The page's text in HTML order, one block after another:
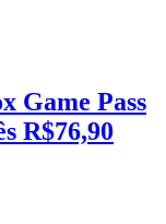
Game Pass
R$76,90